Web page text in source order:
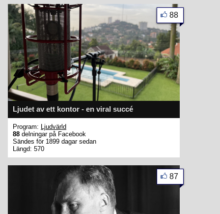
Ljudet av ett kontor - en viral succé
88
Program: Ljudvärld
88 delningar på Facebook
Sändes för 1899 dagar sedan
Längd: 570
87